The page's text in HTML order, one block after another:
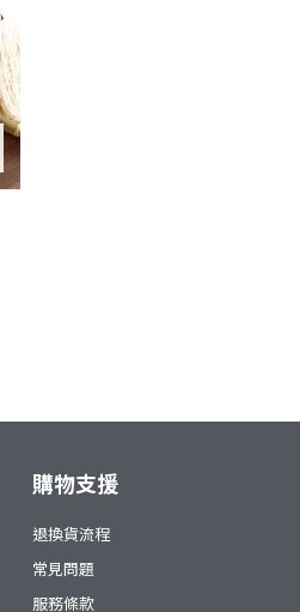
購物支援
退換貨流程
常見問題
服務條款